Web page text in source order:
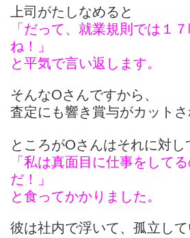
上司がたしなめると
「だって、就業規則では１
ね！」
と平気で言い返します。
そんなОさんですから、
査定にも響き賞与がカットさ
ところがОさんはそれに対し
「私は真面目に仕事をしてる
だ！」
と食ってかかりました。
彼は社内で浮いて、孤立して